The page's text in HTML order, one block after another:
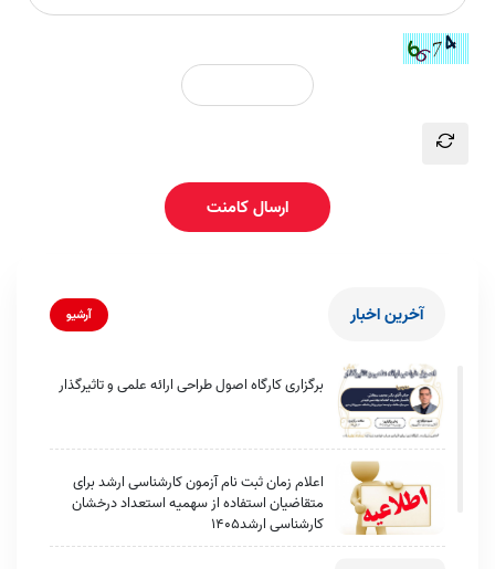
ارسال کامنت
آخرین اخبار آرشیو
برگزاری کارگاه اصول طراحی ارائه علمی و تاثیرگذار
اعلام زمان ثبت نام آزمون کارشناسی ارشد برای
متقاضیان استفاده از سهمیه استعداد درخشان
کارشناسی ارشد1405